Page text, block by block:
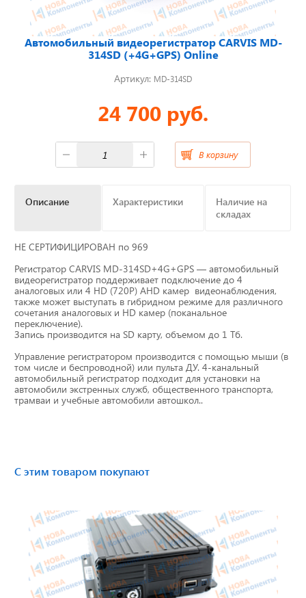
Отвечаем на актуальные
вопросы
Видеонаблюдение на транспорте
GPS и ГЛОНАСС трекеры
Блоки СКЗИ (НКМ)
Тахографы
Элементы питания
GPS/GSM Антенны
Автоклимат
Картриджи для принтеров этикеток
Короба для тахографов
Переходники, оси датчиков скорости
Спидометры
Автомобильный видеорегистратор CARVIS MD-
314SD (+4G+GPS) Online
Артикул: MD-314SD
24 700 руб.
В корзину
Описание Характеристики
Наличие на
складах
НЕ СЕРТИФИЦИРОВАН по 969
Регистратор CARVIS MD-314SD+4G+GPS — автомобильный
видеорегистратор поддерживает подключение до 4
аналоговых или 4 HD (720P) AHD камер видеонаблюдения,
также может выступать в гибридном режиме для различного
сочетания аналоговых и HD камер (поканальное
переключение).
Запись производится на SD карту, объемом до 1 Тб.
Управление регистратором производится с помощью мыши (в
том числе и беспроводной) или пульта ДУ. 4-канальный
автомобильный регистратор подходит для установки на
автомобили экстренных служб, общественного транспорта,
трамваи и учебные автомобили автошкол..
С этим товаром покупают